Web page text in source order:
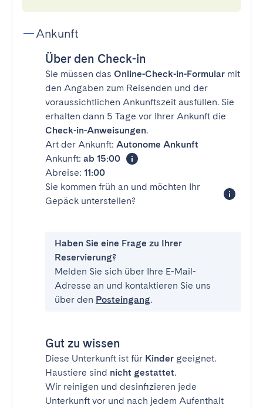
Ankunft
Über den Check-in
Sie müssen das Online-Check-in-Formular mit
den Angaben zum Reisenden und der
voraussichtlichen Ankunftszeit ausfüllen. Sie
erhalten dann 5 Tage vor Ihrer Ankunft die
Check-in-Anweisungen.
Art der Ankunft: Autonome Ankunft
Ankunft: ab 15:00
Abreise: 11:00
Sie kommen früh an und möchten Ihr
Gepäck unterstellen?
Haben Sie eine Frage zu Ihrer
Reservierung?
Melden Sie sich über Ihre E-Mail-
Adresse an und kontaktieren Sie uns
über den Posteingang.
Gut zu wissen
Diese Unterkunft ist für Kinder geeignet.
Haustiere sind nicht gestattet.
Wir reinigen und desinfizieren jede
Unterkunft vor und nach jedem Aufenthalt